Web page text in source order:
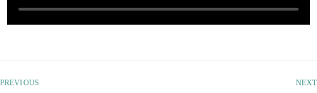
PREVIOUS NEXT